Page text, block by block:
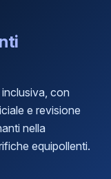
con
e revisione
nella
equipollenti.